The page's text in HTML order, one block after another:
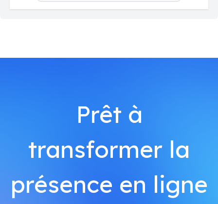
Prêt à
transformer la
présence en ligne